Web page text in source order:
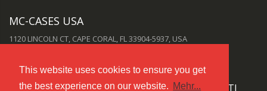
This website uses cookies to ensure you get
the best experience on our website. Mehr...
MC-CASES USA
1120 LINCOLN CT, CAPE CORAL, FL 33904-5937, USA
PUOI RAGGIUNGERE IL NOSTRO SERVIZIO CLIENTI